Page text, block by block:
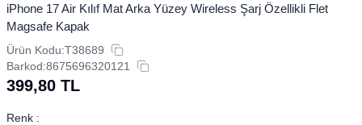
iPhone 17 Air Kılıf Mat Arka Yüzey Wireless Şarj Özellikli Flet
Magsafe Kapak
Ürün Kodu:T38689
Barkod:8675696320121
399,80 TL
Renk :